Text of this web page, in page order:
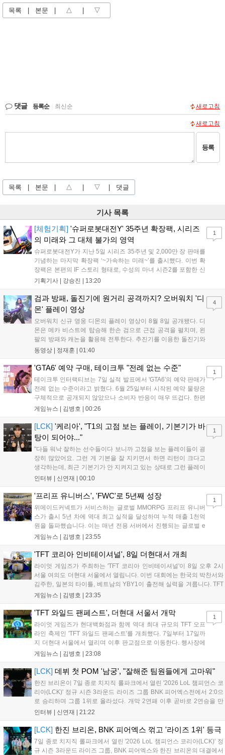
목록 본문 △ ▽
댓글 등록순 최신순 새로고침
새로고침
등록
목록 본문 △ ▽ 댓글
기사 목록
[체험기획] '슈퍼로봇대전Y' 35주년 확장팩, 시리즈
의 미래와 그 대체 불가의 영역
슈퍼로봇대전Y가 지난 5일 시리즈 35주년 및 2,000만 장 판매를
기념하는 마지막 확장팩 ‘~가속하는 미래~’를 출시했다. 이번 확
장팩은 본편의 IF 스토리 형태로, 수성의 마녀 시즌2를 포함한 신
규 참전작과 크로스오버 합체기를 선보이며 작품을 완결 짓는다.
하는 몰입감 있는 서사와 조합을 구현하며 시리즈의 미래를 향한
새로운 가능성을 제시했다....
기획기사 | 강승진 13:20
1
검과 방패, 돌진기에 원거리 공격까지? 오버워치 '디
몬' 플레이 영상
오버워치 신규 영웅 디몬의 플레이 영상이 8월 8일 공개됐다. 디
몬은 메카 비스트에 탑승해 한손 검으로 근접 공격을 펼치며, 왼
팔의 방패와 캐논을 활용해 전투한다. 추진기를 이용한 돌진기와
참격 형태의 궁극기를 보유했고, 메카 파괴 시 맨몸으로 기관총을
산의 영웅들 업데이트를 통해 정식 출시될 예정이다....
동영상 | 정재훈 01:40
4
'GTA6' 예약 구매, 테이크투 "전례 없는 수준"
테이크투 인터랙티브는 7일 실적 발표에서 'GTA6'의 예약 판매가
전례 없는 수준이라고 밝혔다. 6월 25일부터 시작된 예약 물량은
구체적으로 공개되지 않았으나 소비자 반응이 매우 뜨겁다. 한편
11월 19일 PS5와 Xbox 시리즈 X|S로 정식 출시될 예정이며, 록
상 'Grand Theft Auto VI: An Extended Look'을 최초 공개할 계획
이다....
게임뉴스 | 김병호 00:26
1
[LCK] '케리아', "T1의 고점 보는 플레이, 기본기가 바
탕이 되어야..."
"다들 워낙 잘하는 선수들이다 보니까 고점을 보는 플레이들이 굉
장히 많았어요. 그런 게 기본을 잘 지키면서 하면 리턴이 크다고
생각하는데, 최근 기본기가 안 지켜지고 있는 상태로 그런 플레이
를 추구하다 보니까 팀적으로 안 좋은 사고가 계속 많이 났던 것
LoL 챔피언스 코리아(LCK)'...
인터뷰 | 신연재 00:10
1
'프리프 유니버스', 'FWC'로 5년째 성장
위메이드커넥트가 서비스하는 글로벌 MMORPG 프리프 유니버
스가 출시 5년 차에 역대 최고 실적을 달성하며 누적 매출 1천억
원을 돌파했습니다. 이는 매년 전용 서버에서 진행되는 글로벌 e
스포츠 대회 FWC의 영향이 큽니다. FWC는 이용자가 동일한 조
은 전년 대비 매출과 이용자 지표가 대폭 상승하는 성과를 냈습니
다. 오는 10월 필리핀 마닐라에서 총상금 11만 달러 규모의 제4회
FWC 그랜드 파이널이 개최될 예정이며, 위메이드커넥트는 이를
통해 커뮤니티 중심의 장기 성장 모델을 지속할 방침입니다....
게임뉴스 | 김병호 23:55
1
'TFT 코리아 인비테이셔널', 8일 더현대서 개최
라이엇 게임즈가 주최하는 'TFT 코리아 인비테이셔널'이 8일 오후 2시
서울 여의도 더현대 서울에서 열립니다. 이번 대회에는 한국의 박찬서와
김주한, 일본의 타이틀, 베트남의 YBY1이 출전해 실력을 겨룹니다. TFT
는 소속팀 없이 개인 자격으로 참가하는 독특한 대회 구조를 가지며, 누
17일까지 이어지는 이번 행사는 신규 세트 체험과 공연 등 다양한 즐길
거리를 제공하며, 이후 현대백화점 판교점에서도 행사가 이어질 예정입
니다. 연말에는 라스베이거스 오픈이 개최됩니다....
게임뉴스 | 김병호 23:35
'TFT 와일드 팬페스트', 더현대 서울서 개막
라이엇 게임즈가 현대백화점과 함께 역대 최대 규모의 TFT 오프
라인 축제인 'TFT 와일드 팬페스트'를 개최했다. 7일부터 17일까
지 더현대 서울에서 열리며 이후 판교점으로 이동한다. 행사장에
는 체험, 스페셜, 무대 존이 마련됐으며 8일 오후 2시 인비테이셔
연 등 다채로운 일정이 준비되어 있다. 사전 예약은 조기 마감될
만큼 큰 인기를 끌고 있다....
게임뉴스 | 김병호 23:08
1
[LCK] 데뷔 첫 POM '남궁', "잘해준 팀원들에게 고마워"
한진 브리온이 7일 종로 치지직 롤파크에서 열린 '2026 LoL 챔피언스 코
리아(LCK)' 정규 시즌 3라운드 라이즈 그룹 BNK 피어엑스전에서 2:0으
로 승리하며 그룹 1위로 올라섰다. 개막 2연패 이후 곧바로 2연승을 만
들어내면서 이어질 4라운드에 대한 기대감을 올렸다. 다음은 이날 데뷔
인터뷰 | 신연재 21:22
[LCK] 한진 브리온, BNK 피어엑스 꺾고 '라이즈 1위' 등극
7일 종로 치지직 롤파크에서 열린 '2026 LoL 챔피언스 코리아(LCK)' 정
규 시즌 3라운드 라이즈 그룹, BNK 피어엑스와 한진 브리온의 대결에서